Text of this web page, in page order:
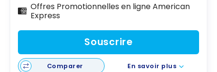
Offres Promotionnelles en ligne American
Express
Souscrire
Comparer En savoir plus